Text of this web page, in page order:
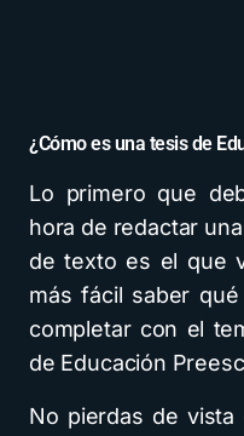
¿Cómo es una tesis de
Lo primero que
hora de redactar
de texto es el que
más fácil saber
completar con el
de Educación
No pierdas de